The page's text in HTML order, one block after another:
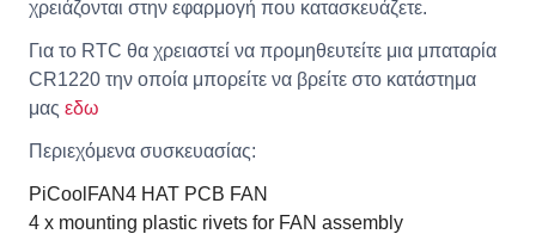
χρειάζονται στην εφαρμογή που κατασκευάζετε.
Για το RTC θα χρειαστεί να προμηθευτείτε μια μπαταρία
CR1220 την οποία μπορείτε να βρείτε στο κατάστημα
μας εδω
Περιεχόμενα συσκευασίας:
PiCoolFAN4 HAT PCB FAN
4 x mounting plastic rivets for FAN assembly